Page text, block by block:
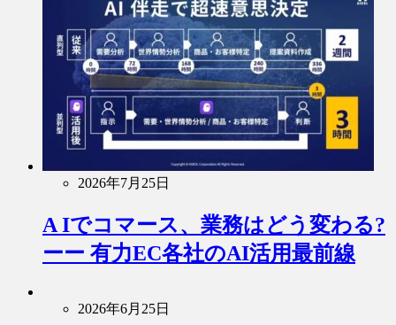
2026年7月25日
A Iでコマース、業務はどう変わる?
ーー 有力EC各社のAI活用最前線
2026年6月25日